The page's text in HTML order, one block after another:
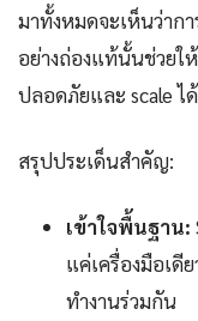
มาทั้งหมดจะเห็นว่ากา
อย่างถ่องแท้นั้นช่วย
ปลอดภัยและ scale ได้
สรุปประเด็นสำคัญ:
เข้าใจพื้นฐาน:
แค่เครื่องมือเดี
ทำงานร่วมกัน